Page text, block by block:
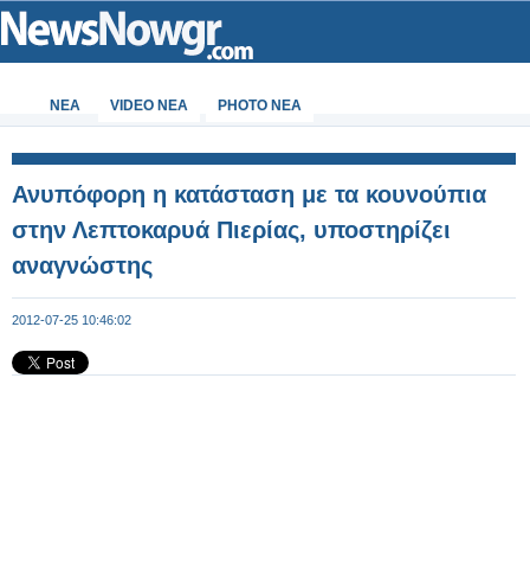
ΝΕΑ VIDEO NEA PHOTO NEA
Ανυπόφορη η κατάσταση με τα κουνούπια
στην Λεπτοκαρυά Πιερίας, υποστηρίζει
αναγνώστης
2012-07-25 10:46:02